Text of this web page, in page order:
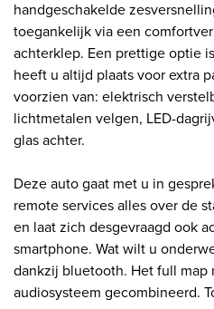
handgeschakelde
toegankelijk via een
achterklep. Een prettige optie
heeft u altijd plaats voor extra
voorzien van: elektrisch
lichtmetalen velgen, LED-
glas achter.
Deze auto gaat met u in
remote services alles over de
en laat zich desgevraagd ook
smartphone. Wat wilt u
dankzij bluetooth. Het full map
audiosysteem gecombineerd.